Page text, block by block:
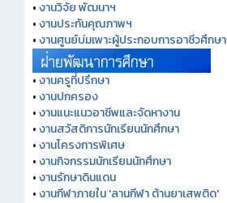
•งานวิจัย พัฒนาฯ
•งานประกันคุณภาพฯ
•งานศูนย์บ่มเพาะผู้ประกอบการอาชีวศึกษา
•งานครูที่ปรึกษา
•งานปกครอง
•งานแนะแนวอาชีพและจัดหางาน
•งานสวัสดิการนักเรียนนักศึกษา
•งานโครงการพิเศษ
•งานกิจกรรมนักเรียนนักศึกษา
•งานรักษาดินแดน
•งานกีฬาภายใน 'ลานกีฬา ต้านยาเสพติด'